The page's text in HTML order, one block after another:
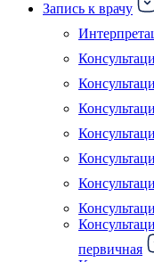
Запись к врачу
первичная